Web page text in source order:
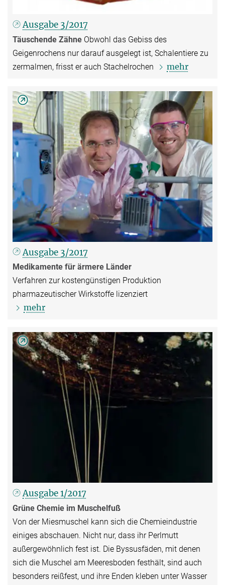
Ausgabe 3/2017
Täuschende Zähne Obwohl das Gebiss des
Geigenrochens nur darauf ausgelegt ist, Schalentiere zu
zermalmen, frisst er auch Stachelrochen
mehr
Ausgabe 3/2017
Medikamente für ärmere Länder
Verfahren zur kostengünstigen Produktion
pharmazeutischer Wirkstoffe lizenziert
mehr
Ausgabe 1/2017
Grüne Chemie im Muschelfuß
Von der Miesmuschel kann sich die Chemieindustrie
einiges abschauen. Nicht nur, dass ihr Perlmutt
außergewöhnlich fest ist. Die Byssusfäden, mit denen
sich die Muschel am Meeresboden festhält, sind auch
besonders reißfest, und ihre Enden kleben unter Wasser